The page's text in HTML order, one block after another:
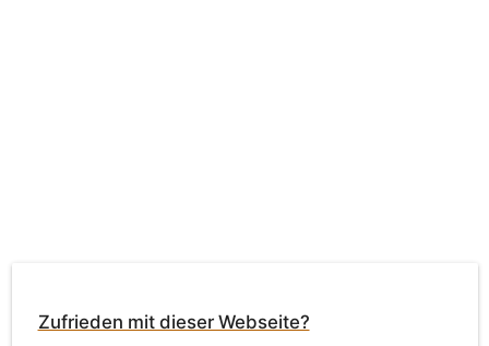
Zufrieden mit dieser Webseite?